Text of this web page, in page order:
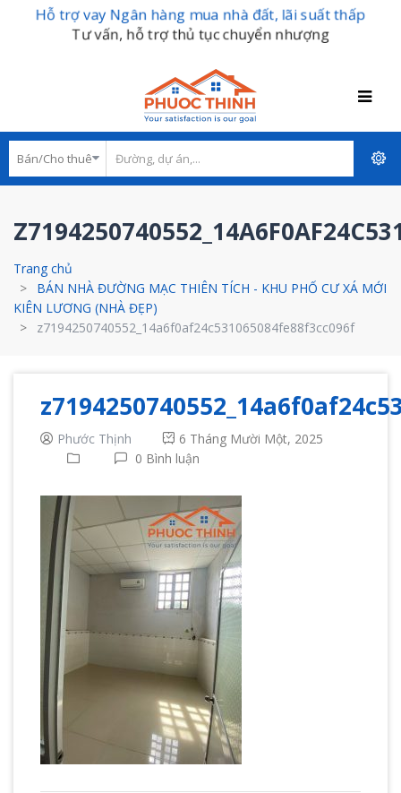
Hỗ trợ vay Ngân hàng mua nhà đất, lãi suất thấp
Tư vấn, hỗ trợ thủ tục chuyển nhượng
Trang chủ
BÁN NHÀ ĐƯỜNG MẠC THIÊN TÍCH - KHU PHỐ CƯ XÁ MỚI
KIÊN LƯƠNG (NHÀ ĐẸP)
z7194250740552_14a6f0af24c531065084fe88f3cc096f
Phước Thịnh
6 Tháng Mười Một, 2025
0 Bình luận